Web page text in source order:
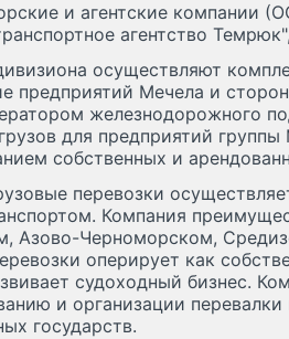
и агентские компании
агентство
осуществляют
предприятий Мечела и
железнодорожного
для предприятий
собственных и
перевозки
Компания
Азово-Черноморском,
оперирует как
судоходный бизнес.
и организации
государств.